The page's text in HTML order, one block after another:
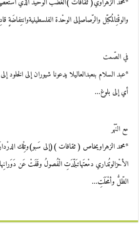
والوقْتِالمُكبّل والرّصاصإلى الوحْدة الفلسطينيةوانتِفاضَةٍ
في الصّمت
*عبد السلام بنعبدالعاليلا يدعونا شيوران إلى الخلود
أي إلى بلوغ…
مع النّهْر
*محمد الزهراويخاص ( ثقافات )(إلى سَبو)وتِلْك
الأحْزالوتُداري دمْعتَهاتبَلّدَتِ الْفُصولُ وقَفَتْ عَن
الظّلُّ وأمْحَلَتِ…